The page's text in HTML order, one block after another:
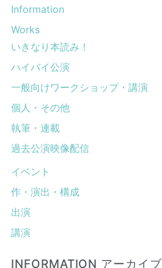
Information
Works
いきなり本読み！
ハイバイ公演
一般向けワークショップ・講演
個人・その他
執筆・連載
過去公演映像配信
イベント
作・演出・構成
出演
講演
INFORMATION アーカイブ